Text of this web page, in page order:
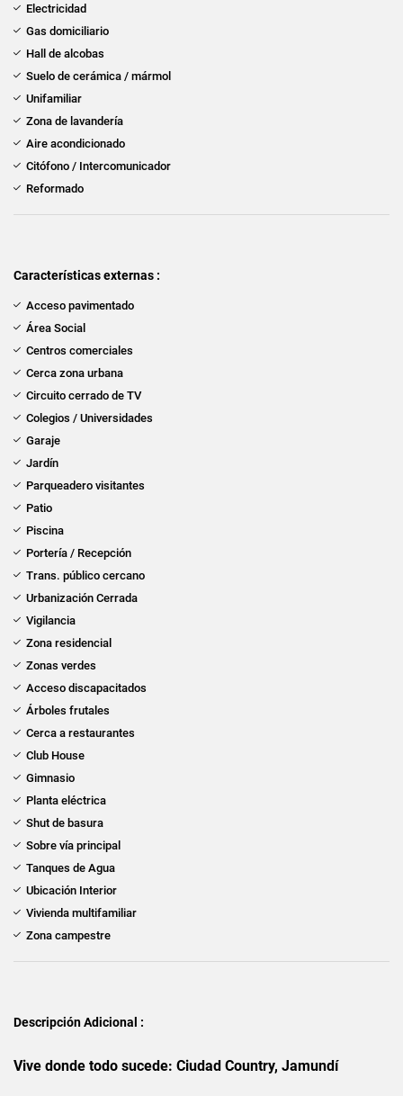
Electricidad
Gas domiciliario
Hall de alcobas
Suelo de cerámica / mármol
Unifamiliar
Zona de lavandería
Aire acondicionado
Citófono / Intercomunicador
Reformado
Características externas :
Acceso pavimentado
Área Social
Centros comerciales
Cerca zona urbana
Circuito cerrado de TV
Colegios / Universidades
Garaje
Jardín
Parqueadero visitantes
Patio
Piscina
Portería / Recepción
Trans. público cercano
Urbanización Cerrada
Vigilancia
Zona residencial
Zonas verdes
Acceso discapacitados
Árboles frutales
Cerca a restaurantes
Club House
Gimnasio
Planta eléctrica
Shut de basura
Sobre vía principal
Tanques de Agua
Ubicación Interior
Vivienda multifamiliar
Zona campestre
Descripción Adicional :
Vive donde todo sucede: Ciudad Country, Jamundí